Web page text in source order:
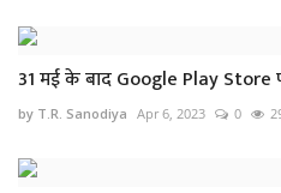
31 मई के बाद Google Play Store
by T.R. Sanodiya Apr 6, 2023 0